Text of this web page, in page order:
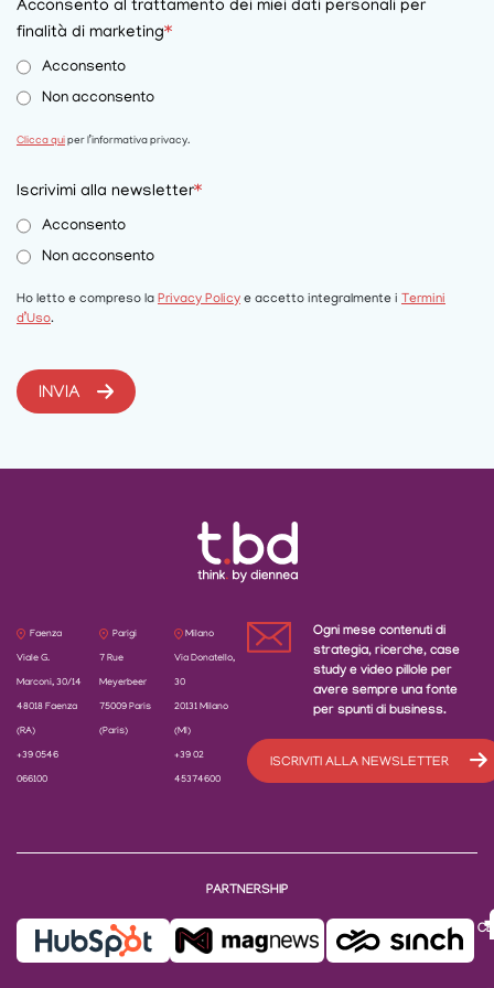
Acconsento al trattamento dei miei dati personali per
finalità di marketing*
Acconsento
Non acconsento
Clicca quiper l’informativa privacy.
Iscrivimi alla newsletter*
Acconsento
Non acconsento
Ho letto e compreso la Privacy Policy e accetto integralmente i Termini
d’Uso.
Faenza
Viale G.
Marconi, 30/14
48018 Faenza
(RA)
+39 0546
066100
Parigi
7 Rue
Meyerbeer
75009 Paris
(Paris)
Milano
Via Donatello,
30
20131 Milano
(MI)
+39 02
45374600
Ogni mese contenuti di
strategia, ricerche, case
study e video pillole per
avere sempre una fonte
per spunti di business.
ISCRIVITI ALLA NEWSLETTER
PARTNERSHIP